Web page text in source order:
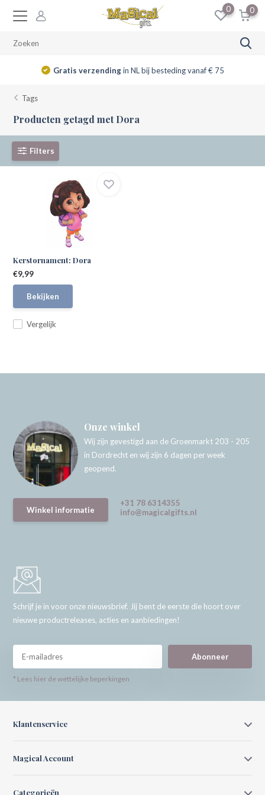
0 0
Gratis verzendingin NL bij besteding vanaf € 75
Tags
Producten getagd met Dora
Filters
Kerstornament: Dora
Vergelijk
€9,99
Bekijken
Onze winkel
Wij zijn gevestigd aan de Groenmarkt 203 - 205
in Dordrecht en wij zijn 6 dagen per week
geopend.
Winkel informatie
+31 78 6314355
info@magicalgifts.nl
Schrijf je in voor onze nieuwsbrief. Jij bent de eerste die hoort over
nieuwe productreleases, acties en aanbiedingen!
Abonneer
* Lees hier de wettelijke beperkingen
Klantenservice
Magical Account
Categorieën